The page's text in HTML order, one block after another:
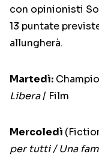
con opinionisti
13 puntate
allungherà.
Martedì:
Libera/ Film
Mercoledì
per tutti / Una